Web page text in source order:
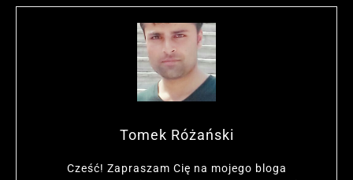
Tomek Różański
Cześć! Zapraszam Cię na mojego bloga